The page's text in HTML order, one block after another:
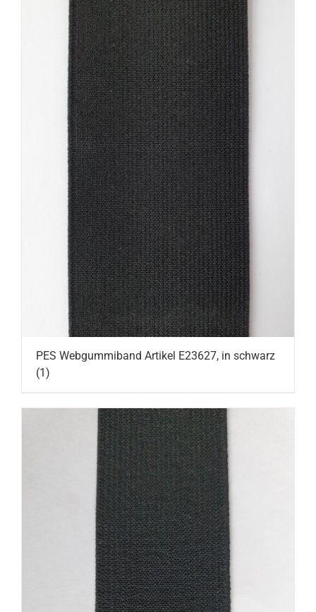
PES Webgummiband Artikel E23627, in schwarz
(1)